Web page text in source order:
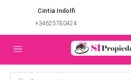
Cintia Indolfi
+34625780424